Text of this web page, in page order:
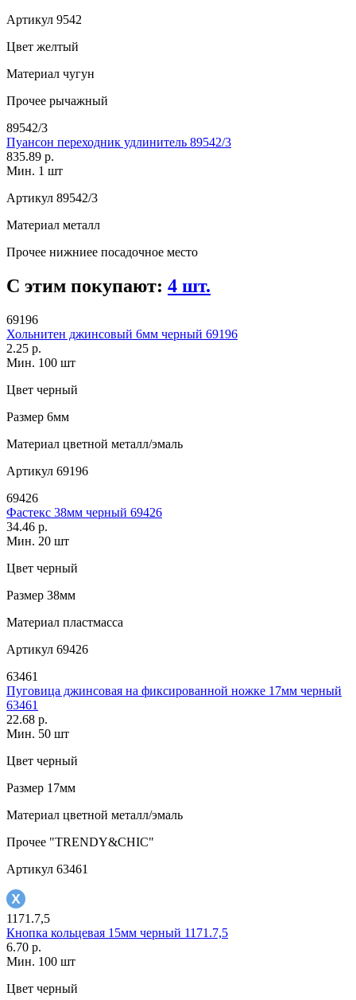
Артикул 9542
Цвет желтый
Материал чугун
Прочее рычажный
89542/3
Пуансон переходник удлинитель 89542/3
835.89 р.
Мин. 1 шт
Артикул 89542/3
Материал металл
Прочее нижниее посадочное место
С этим покупают: 4 шт.
69196
Хольнитен джинсовый 6мм черный 69196
2.25 р.
Мин. 100 шт
Цвет черный
Размер 6мм
Материал цветной металл/эмаль
Артикул 69196
69426
Фастекс 38мм черный 69426
34.46 р.
Мин. 20 шт
Цвет черный
Размер 38мм
Материал пластмасса
Артикул 69426
63461
Пуговица джинсовая на фиксированной ножке 17мм черный
63461
22.68 р.
Мин. 50 шт
Цвет черный
Размер 17мм
Материал цветной металл/эмаль
Прочее "TRENDY&CHIC"
Артикул 63461
1171.7,5
Кнопка кольцевая 15мм черный 1171.7,5
6.70 р.
Мин. 100 шт
Цвет черный